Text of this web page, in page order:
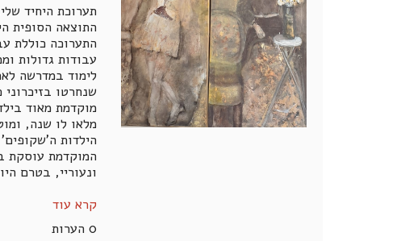
תערוכת היחיד
התוצאה הסופית
התערוכה כוללת
לימוד במדרשה
שנחרטו
מוקדמת מאוד
הילדות
המוקדמת עוסקת
ונעוריי, בטרם
קרא עוד
0 הערות